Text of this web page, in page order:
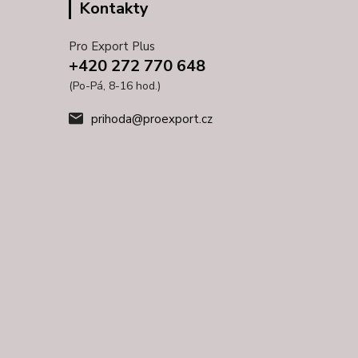
Kontakty
Pro Export Plus
+420 272 770 648
(Po-Pá, 8-16 hod.)
prihoda@proexport.cz